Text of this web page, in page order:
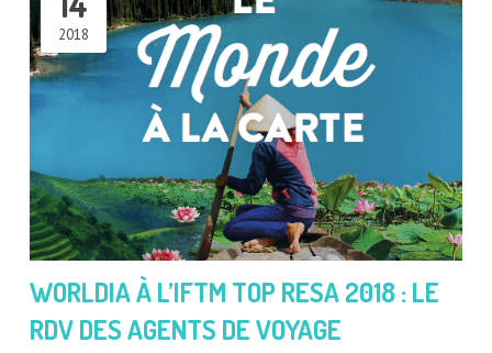
WORLDIA À L’IFTM TOP RESA 2018 : LE
RDV DES AGENTS DE VOYAGE
2018